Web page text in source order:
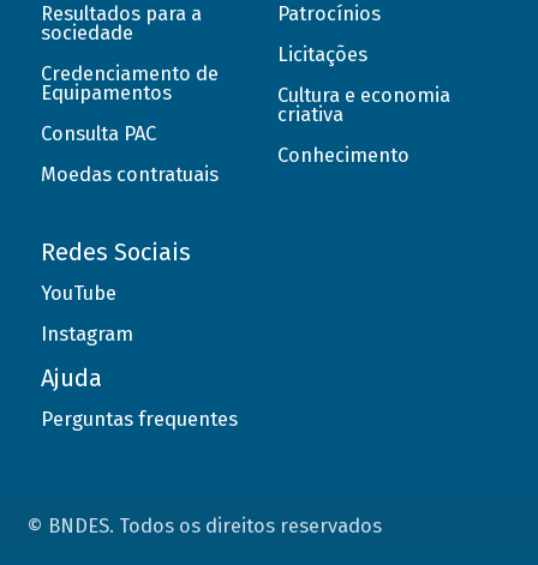
Resultados para a
sociedade
Credenciamento de
Equipamentos
Consulta PAC
Moedas contratuais
Patrocínios
Licitações
Cultura e economia
criativa
Conhecimento
Redes Sociais
YouTube
Instagram
Ajuda
Perguntas frequentes
© BNDES. Todos os direitos reservados